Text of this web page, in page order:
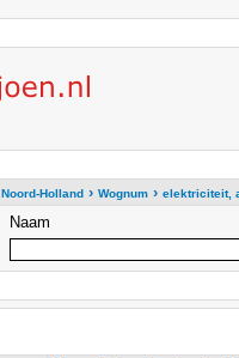
Noord-Holland› Wognum› elektriciteit,
Naam